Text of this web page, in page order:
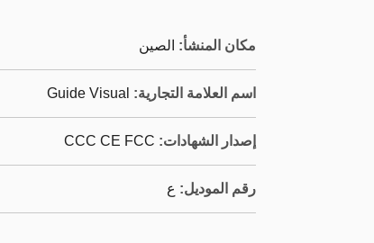
مكان المنشأ: الصين
اسم العلامة التجارية: Guide Visual
إصدار الشهادات: CCC CE FCC
رقم الموديل: ع